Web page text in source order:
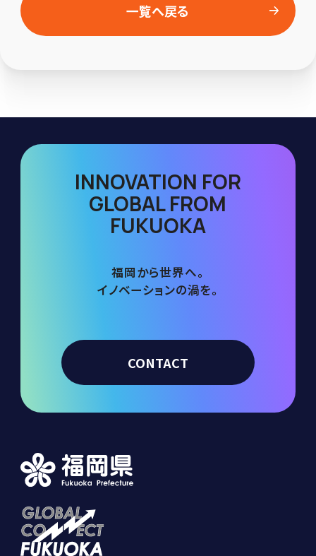
一覧へ戻る
INNOVATION FOR
GLOBAL FROM
FUKUOKA
福岡から世界へ。
イノベーションの渦を。
CONTACT